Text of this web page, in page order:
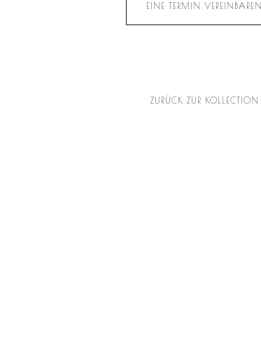
EINE TERMIN VEREINBAREN
ZURÜCK ZUR KOLLECTION